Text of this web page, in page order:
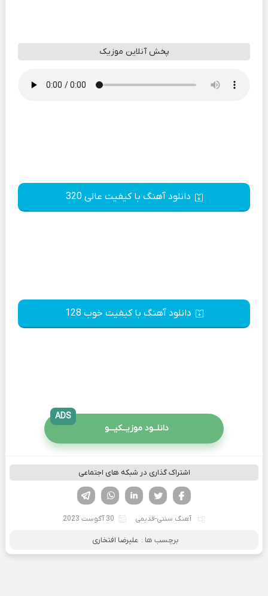
پخش آنلاین موزیک
دانلود آهنگ با کیفیت عالی 320
دانلود آهنگ با کیفیت خوب 128
دانلــود موزیــکیـــو
ADS
اشتراک گذاری در شبکه های اجتماعی
لینکدین تویتر
فیسوک
آهنگ سنتی-قدیمی 30 آگوست 2023
برچسب ها : علیرضا افتخاری